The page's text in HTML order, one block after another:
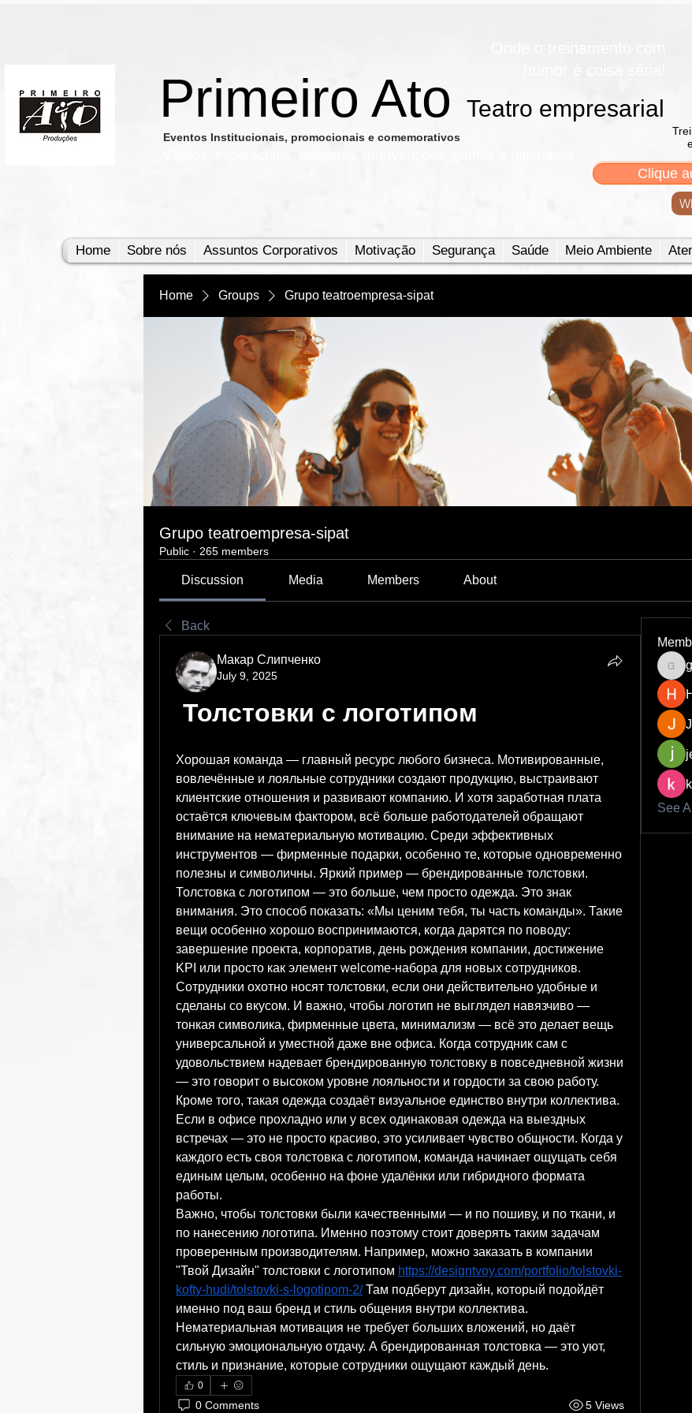
Primeiro Ato Teatro empresarial​
​Eventos Institucionais, promocionais e comemorativos
Clique
Home Sobre nós Assuntos Corporativos Motivação Segurança Saúde Meio Ambiente
Home Groups Grupo teatroempresa-sipat
Grupo teatroempresa-sipat
Public · 265 members
Discussion Media Members About
Back
Макар Слипченко
July 9, 2025
Толстовки с логотипом
Хорошая команда — главный ресурс любого бизнеса. Мотивированные,
вовлечённые и лояльные сотрудники создают продукцию, выстраивают
клиентские отношения и развивают компанию. И хотя заработная плата
остаётся ключевым фактором, всё больше работодателей обращают
внимание на нематериальную мотивацию. Среди эффективных
инструментов — фирменные подарки, особенно те, которые одновременно
полезны и символичны. Яркий пример — брендированные толстовки.
Толстовка с логотипом — это больше, чем просто одежда. Это знак
внимания. Это способ показать: «Мы ценим тебя, ты часть команды». Такие
вещи особенно хорошо воспринимаются, когда дарятся по поводу:
завершение проекта, корпоратив, день рождения компании, достижение
KPI или просто как элемент welcome-набора для новых сотрудников.
Сотрудники охотно носят толстовки, если они действительно удобные и
сделаны со вкусом. И важно, чтобы логотип не выглядел навязчиво —
тонкая символика, фирменные цвета, минимализм — всё это делает вещь
универсальной и уместной даже вне офиса. Когда сотрудник сам с
удовольствием надевает брендированную толстовку в повседневной жизни
— это говорит о высоком уровне лояльности и гордости за свою работу.
Кроме того, такая одежда создаёт визуальное единство внутри коллектива.
Если в офисе прохладно или у всех одинаковая одежда на выездных
встречах — это не просто красиво, это усиливает чувство общности. Когда у
каждого есть своя толстовка с логотипом, команда начинает ощущать себя
единым целым, особенно на фоне удалёнки или гибридного формата
работы.
Важно, чтобы толстовки были качественными — и по пошиву, и по ткани, и
по нанесению логотипа. Именно поэтому стоит доверять таким задачам
проверенным производителям. Например, можно заказать в компании
"Твой Дизайн" толстовки с логотипом https://designtvoy.com/portfolio/tolstovki-
kofty-hudi/tolstovki-s-logotipom-2/ Там подберут дизайн, который подойдёт
именно под ваш бренд и стиль общения внутри коллектива.
Нематериальная мотивация не требует больших вложений, но даёт
сильную эмоциональную отдачу. А брендированная толстовка — это уют,
стиль и признание, которые сотрудники ощущают каждый день.
0
0 Comments 5 Views
See